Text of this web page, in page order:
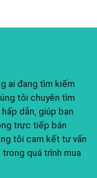
ai đang tìm kiếm
tôi chuyên tìm
dẫn, giúp bạn
trực tiếp bán
tôi cam kết tư vấn
quá trình mua